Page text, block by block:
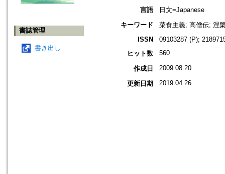
書誌管理
書き出し
言語
日文=Japanese
キーワード
菜食主義; 高僧伝; 涅
ISSN
09103287 (P);
ヒット数
560
作成日 2009.08.20
更新日期 2019.04.26